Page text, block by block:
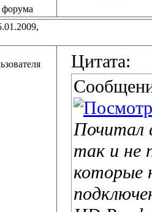
Цитата:
Почитал
так и не
которые